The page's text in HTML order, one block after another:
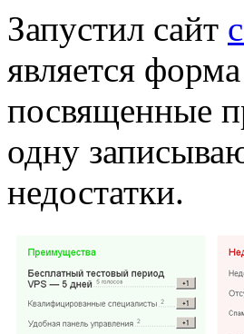
Запустил сайт
является
посвященные
одну
недостатки.